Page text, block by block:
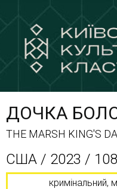
ДОЧКА
THE MARSH KING'S
США / 2023 /
кримінальний,